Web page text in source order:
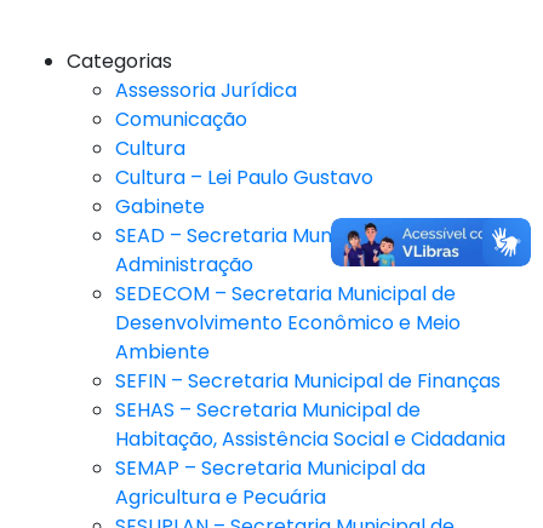
Categorias
Assessoria Jurídica
Comunicação
Cultura
Cultura – Lei Paulo Gustavo
Gabinete
SEAD – Secretaria Municipal de
Administração
SEDECOM – Secretaria Municipal de
Desenvolvimento Econômico e Meio
Ambiente
SEFIN – Secretaria Municipal de Finanças
SEHAS – Secretaria Municipal de
Habitação, Assistência Social e Cidadania
SEMAP – Secretaria Municipal da
Agricultura e Pecuária